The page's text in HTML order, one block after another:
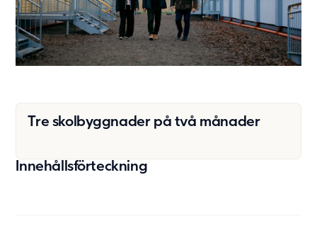
Vård & hälsa
Säkerhet & försvar
Att hyra
Upphandling
Aurora Village
Tre skolbyggnader på två månader
Innehållsförteckning